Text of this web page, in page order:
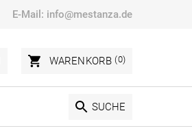
E-Mail: info@mestanza.de
WARENKORB (0)
SUCHE